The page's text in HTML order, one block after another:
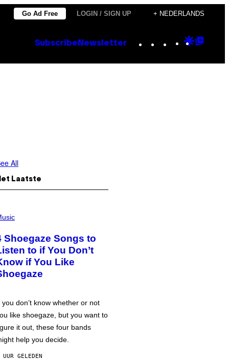
Go Ad Free LOGIN / SIGN UP + NEDERLANDS
Subscribe Newsletter Instagram
TikTok
YouTube
Google
All
Laatste
Shoegaze Songs to
to if You Don’t
if You Like
you don’t know whether or not
like shoegaze, but you want to
it out, these four bands
help you decide.
GELEDEN